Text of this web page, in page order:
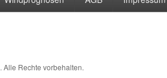
. Alle Rechte vorbehalten.